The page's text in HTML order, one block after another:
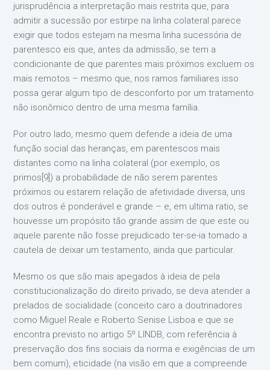
jurisprudência a interpretação mais restrita que, para
admitir a sucessão por estirpe na linha colateral parece
exigir que todos estejam na mesma linha sucessória de
parentesco eis que, antes da admissão, se tem a
condicionante de que parentes mais próximos excluem os
mais remotos – mesmo que, nos ramos familiares isso
possa gerar algum tipo de desconforto por um tratamento
não isonômico dentro de uma mesma família.
Por outro lado, mesmo quem defende a ideia de uma
função social das heranças, em parentescos mais
distantes como na linha colateral (por exemplo, os
primos[9]) a probabilidade de não serem parentes
próximos ou estarem relação de afetividade diversa, uns
dos outros é ponderável e grande – e, em ultima ratio, se
houvesse um propósito tão grande assim de que este ou
aquele parente não fosse prejudicado ter-se-ia tomado a
cautela de deixar um testamento, ainda que particular.
Mesmo os que são mais apegados à ideia de pela
constitucionalização do direito privado, se deva atender a
prelados de socialidade (conceito caro a doutrinadores
como Miguel Reale e Roberto Senise Lisboa e que se
encontra previsto no artigo 5º LINDB, com referência à
preservação dos fins sociais da norma e exigências de um
bem comum), eticidade (na visão em que a compreende